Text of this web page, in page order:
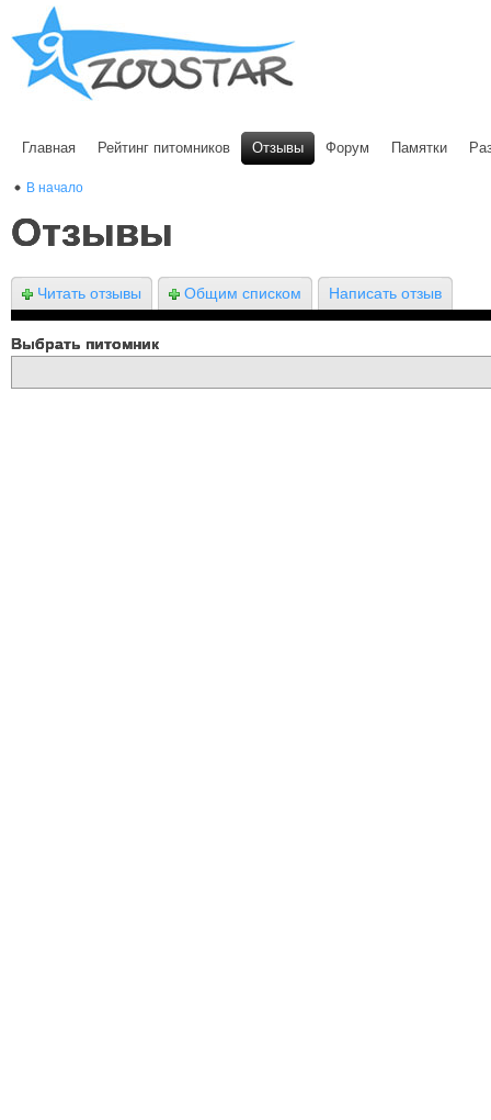
Главная Рейтинг питомников Отзывы Форум Памятки
В начало
Отзывы
Читать отзывы Общим списком Написать отзыв
Выбрать питомник